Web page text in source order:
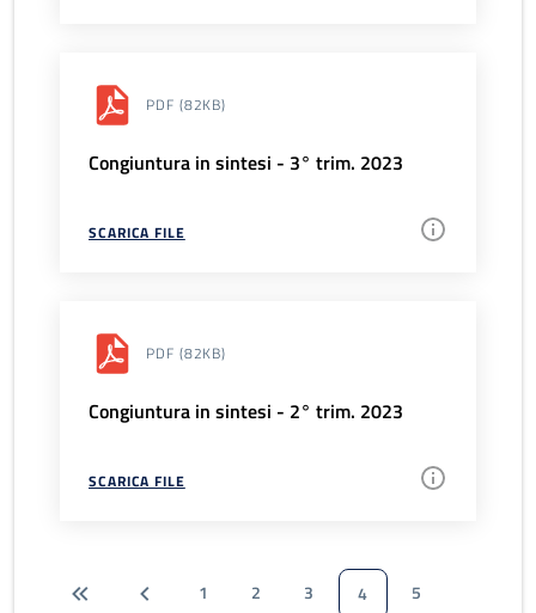
PDF (82KB)
Congiuntura in sintesi - 3° trim. 2023
SCARICA FILE
PDF (82KB)
Congiuntura in sintesi - 2° trim. 2023
SCARICA FILE
1 2 3 4
5